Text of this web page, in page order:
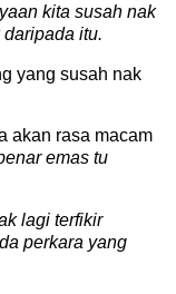
kita susah nak
itu.
yang susah nak
akan rasa macam
emas tu
lagi terfikir
perkara yang